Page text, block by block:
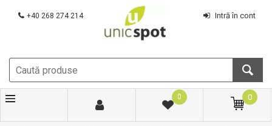
+40 268 274 214 Intră în cont
0 0